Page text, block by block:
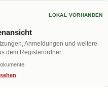
LOKAL VORHANDEN
Anmeldungen und weitere
dem Registerordner.